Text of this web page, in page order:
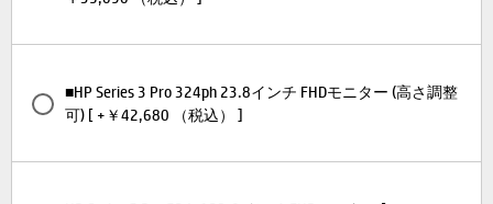
■HP Series 3 Pro 324ph 23.8インチ FHDモニター (高さ調整
可) [ +￥42,680 （税込） ]